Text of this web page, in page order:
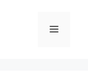
Меню